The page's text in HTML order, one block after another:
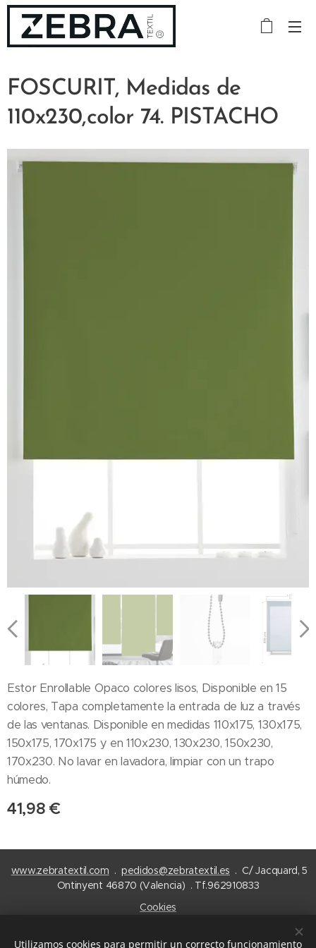
FOSCURIT, Medidas de
110x230,color 74. PISTACHO
Estor Enrollable Opaco colores lisos, Disponible en 15
colores, Tapa completamente la entrada de luz a través
de las ventanas. Disponible en medidas 110x175, 130x175,
150x175, 170x175 y en 110x230, 130x230, 150x230,
170x230. No lavar en lavadora, limpiar con un trapo
húmedo.
41,98 €
www.zebratextil.com .pedidos@zebratextil.es . C/ Jacquard, 5
Ontinyent 46870 (Valencia) . Tf.962910833
Cookies
Utilizamos cookies para permitir un correcto funcionamiento